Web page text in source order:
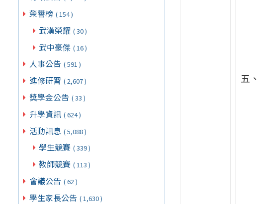
榮譽榜 ( 154 )
武漢榮耀 ( 30 )
武中豪傑 ( 16 )
人事公告 ( 591 )
進修研習 ( 2,607 )
獎學金公告 ( 33 )
升學資訊 ( 624 )
活動訊息 ( 5,088 )
學生競賽 ( 339 )
教師競賽 ( 113 )
會議公告 ( 62 )
學生家長公告 ( 1,630 )
五、